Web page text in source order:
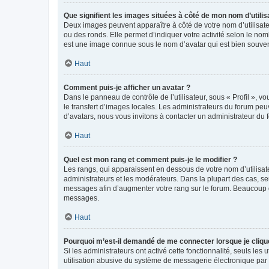
Que signifient les images situées à côté de mon nom
Deux images peuvent apparaître à côté de votre nom
ou des ronds. Elle permet d’indiquer votre activité selon le
est une image connue sous le nom d’avatar qui est bien
Haut
Comment puis-je afficher un avatar ?
Dans le panneau de contrôle de l’utilisateur, sous « Profil »,
le transfert d’images locales. Les administrateurs du forum
d’avatars, nous vous invitons à contacter un administrateur du
Haut
Quel est mon rang et comment puis-je le modifier ?
Les rangs, qui apparaissent en dessous de votre nom
administrateurs et les modérateurs. Dans la plupart des cas,
messages afin d’augmenter votre rang sur le forum.
messages.
Haut
Pourquoi m’est-il demandé de me connecter lorsque je
Si les administrateurs ont activé cette fonctionnalité, seuls les
utilisation abusive du système de messagerie électronique